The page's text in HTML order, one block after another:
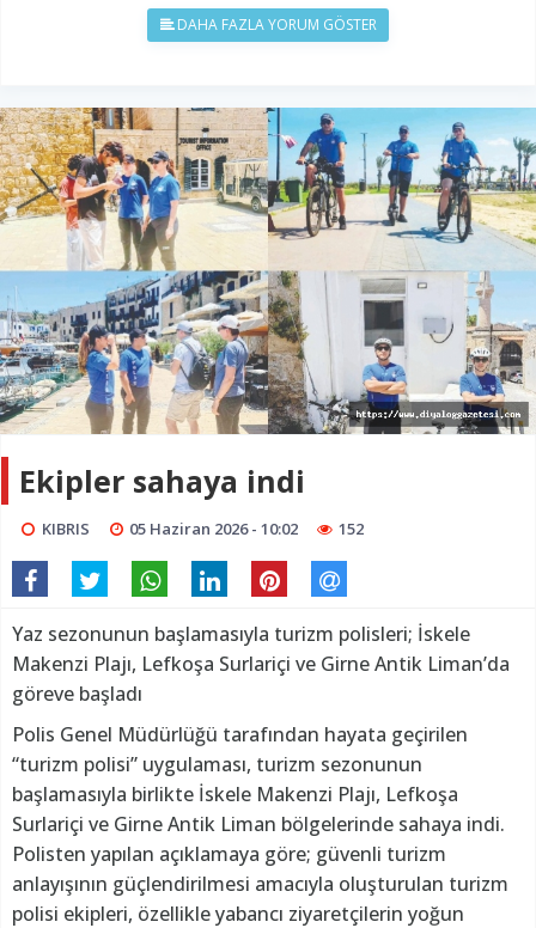
DAHA FAZLA YORUM GÖSTER
Ekipler sahaya indi
KIBRIS 05 Haziran 2026 - 10:02 152
Yaz sezonunun başlamasıyla turizm polisleri; İskele
Makenzi Plajı, Lefkoşa Surlariçi ve Girne Antik Liman’da
göreve başladı
Polis Genel Müdürlüğü tarafından hayata geçirilen
“turizm polisi” uygulaması, turizm sezonunun
başlamasıyla birlikte İskele Makenzi Plajı, Lefkoşa
Surlariçi ve Girne Antik Liman bölgelerinde sahaya indi.
Polisten yapılan açıklamaya göre; güvenli turizm
anlayışının güçlendirilmesi amacıyla oluşturulan turizm
polisi ekipleri, özellikle yabancı ziyaretçilerin yoğun